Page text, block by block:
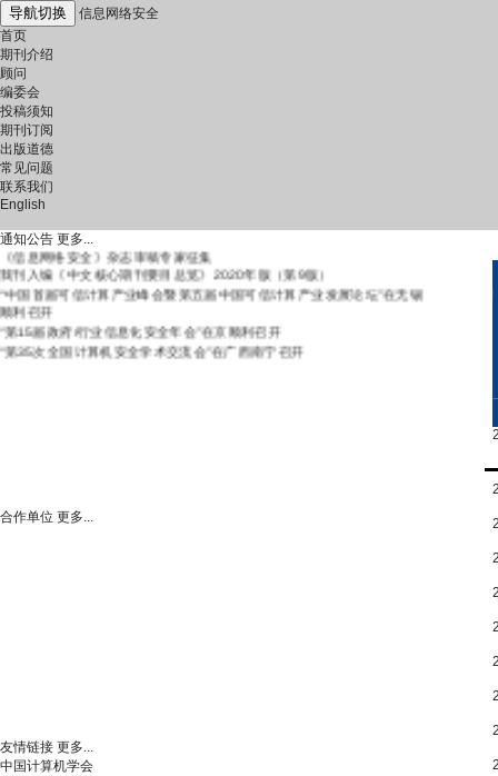
导航切换
信息网络安全
首页
期刊介绍
顾问
编委会
投稿须知
期刊订阅
出版道德
常见问题
联系我们
English
通知公告 更多...
《信息网络安全》严正声明
《信息网络安全》连续八年入选中国科技核心期刊
《信息网络安全》杂志审稿专家征集
我刊入编《中文核心期刊要目总览》2020年版（第9版）
“中国首届可信计算产业峰会暨第五届中国可信计算产业发展论坛”在无锡
顺利召开
“第15届政府/行业信息化安全年会”在京顺利召开
“第35次全国计算机安全学术交流会”在广西南宁召开
合作单位 更多...
友情链接 更多...
中国计算机学会